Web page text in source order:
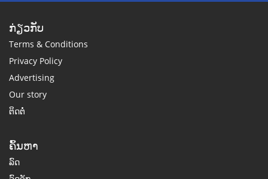
ກ່ຽວກັບ
Terms & Conditions
Privacy Policy
Advertising
Our story
ຕິດຕໍ່
ຄົ້ນຫາ
ລົດ